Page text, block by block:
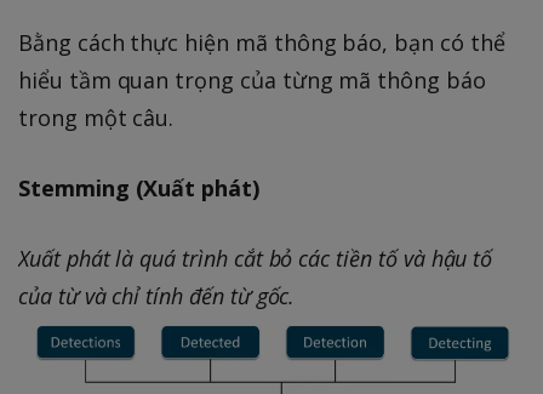
Bằng cách thực hiện mã thông báo, bạn có thể
hiểu tầm quan trọng của từng mã thông báo
trong một câu.
Stemming (Xuất phát)
Xuất phát là quá trình cắt bỏ các tiền tố và hậu tố
của từ và chỉ tính đến từ gốc.